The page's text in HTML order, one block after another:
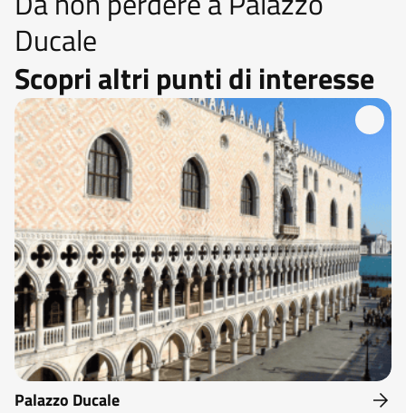
Ducale
Scopri altri punti di interesse
Palazzo Ducale